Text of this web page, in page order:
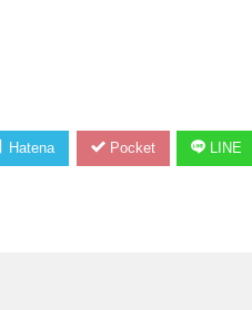
Hatena Pocket LINE